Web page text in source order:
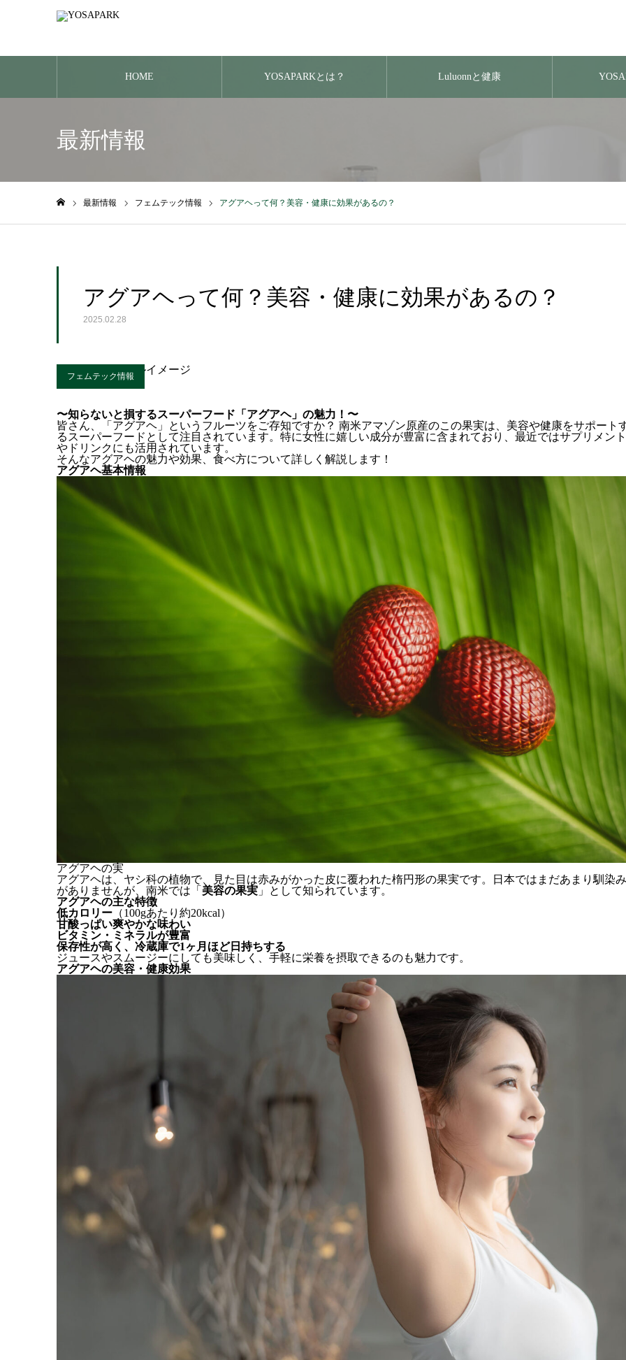
HOME YOSAPARKとは？ Luluonnと健康
最新情報
最新情報 フェムテック情報 アグアヘって何？美容・健康に効果があるの？
アグアヘって何？美容・健康に効果があるの？
2025.02.28
フェムテック情報
〜知らないと損するスーパーフード「アグアヘ」の魅力！〜
皆さん、「アグアヘ」というフルーツをご存知ですか？ 南米アマゾン原産のこの果実は、美容や健康をサポート
るスーパーフードとして注目されています。特に女性に嬉しい成分が豊富に含まれており、最近ではサプリメント
やドリンクにも活用されています。
そんなアグアヘの魅力や効果、食べ方について詳しく解説します！
アグアヘ基本情報
アグアヘの実
アグアヘは、ヤシ科の植物で、見た目は赤みがかった皮に覆われた楕円形の果実です。日本ではまだあまり馴染み
がありませんが、南米では「 美容の果実 」として知られています。
アグアヘの主な特徴
低カロリー （100gあたり約20kcal）
甘酸っぱい爽やかな味わい
ビタミン・ミネラルが豊富
保存性が高く、冷蔵庫で1ヶ月ほど日持ちする
ジュースやスムージーにしても美味しく、手軽に栄養を摂取できるのも魅力です。
アグアヘの美容・健康効果